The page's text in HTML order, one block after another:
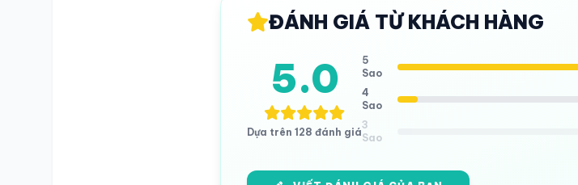
ĐÁNH GIÁ TỪ KHÁCH HÀNG
5.0
Dựa trên 128 đánh giá
5
Sao
4
Sao
3
Sao